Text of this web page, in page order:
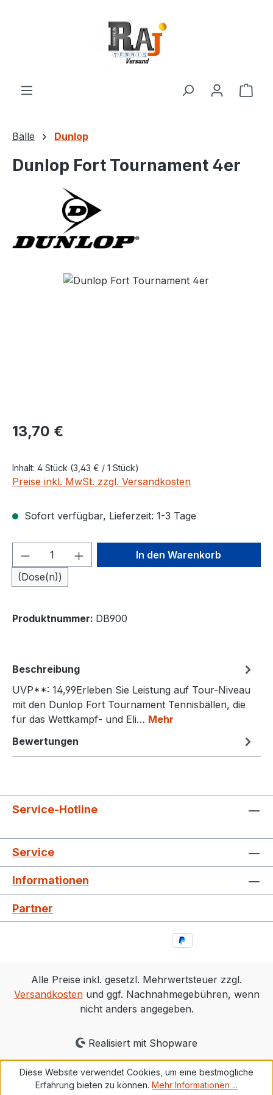
Bälle Dunlop
Dunlop Fort Tournament 4er
Bildergalerie überspringen
Regulärer Preis:
13,70 €
Inhalt: 4 Stück (3,43 € / 1 Stück)
Preise inkl. MwSt. zzgl. Versandkosten
Sofort verfügbar, Lieferzeit: 1-3 Tage
Produkt Anzahl: Gib den
(Dose(n))
In den Warenkorb
Produktnummer: DB900
Beschreibung
UVP**: 14,99Erleben Sie Leistung auf Tour-Niveau
mit den Dunlop Fort Tournament Tennisbällen, die
für das Wettkampf- und Eli… Mehr
Bewertungen
Service-Hotline
Service
Informationen
Partner
Alle Preise inkl. gesetzl. Mehrwertsteuer zzgl.
Versandkostenund ggf. Nachnahmegebühren, wenn
nicht anders angegeben.
Realisiert mit Shopware
Diese Website verwendet Cookies, um eine bestmögliche
Erfahrung bieten zu können. Mehr Informationen ...